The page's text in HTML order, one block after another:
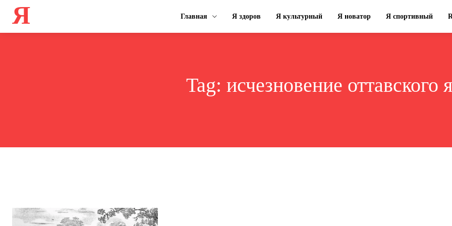
Я Главная Я здоров Я культурный Я новатор Я спортивный
Tag: исчезновение оттавского